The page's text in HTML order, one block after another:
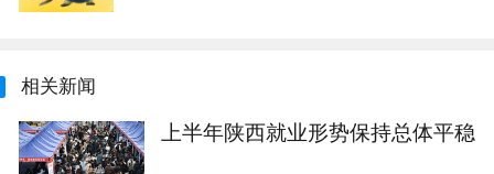
相关新闻
上半年陕西就业形势保持总体平稳